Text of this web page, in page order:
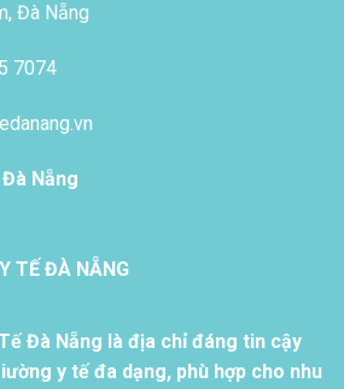
Đà Nẵng
7074
Nẵng
TẾ ĐÀ NẴNG
Đà Nẵng là địa chỉ đáng tin cậy
y tế đa dạng, phù hợp cho nhu